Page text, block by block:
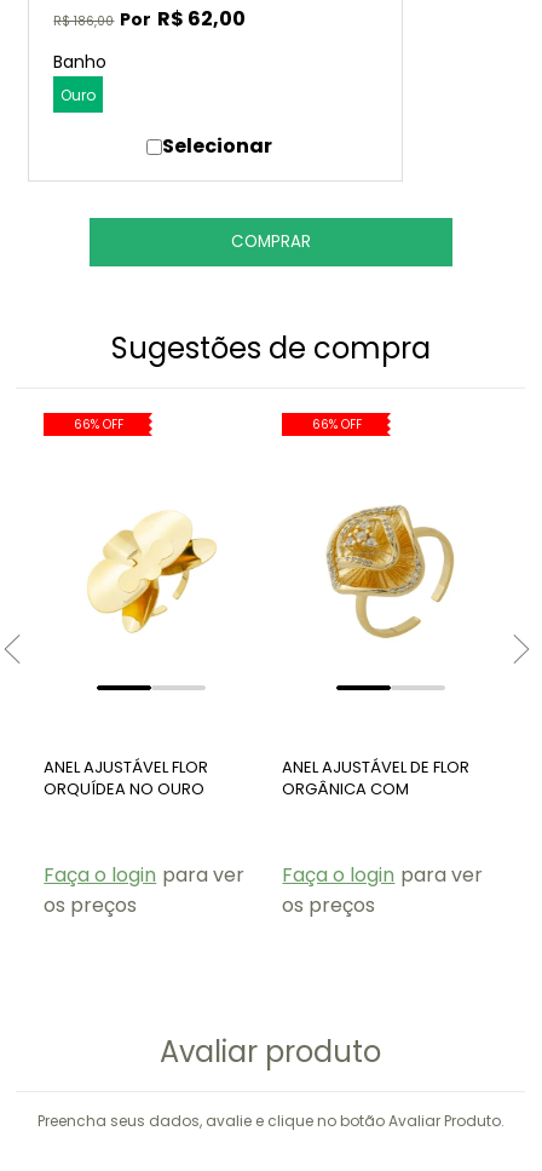
R$ 186,00 R$ 62,00
Banho
Ouro
Sugestões de compra
66% OFF
ANEL AJUSTÁVEL FLOR
ORQUÍDEA NO OURO
Faça o login para ver
os preços
66% OFF
ANEL AJUSTÁVEL DE FLOR
ORGÂNICA COM
Faça o login para ver
os preços
Avaliar produto
Preencha seus dados, avalie e clique no botão Avaliar Produto.